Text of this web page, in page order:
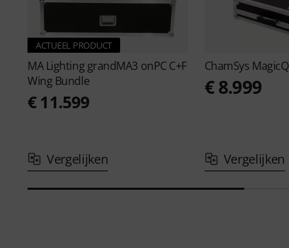
ACTUEEL PRODUCT
MA Lighting grandMA3 onPC C+F
Wing Bundle
€ 11.599
Vergelijken
ChamSys
€ 8.999
Vergelijken